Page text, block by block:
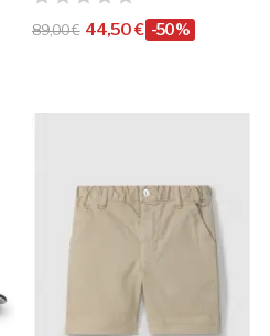
89,00 € 44,50 € -50%